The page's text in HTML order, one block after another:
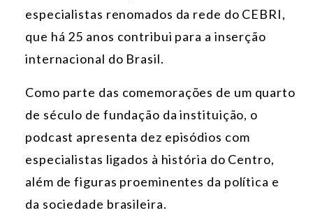
especialistas renomados da rede do CEBRI,
que há 25 anos contribui para a inserção
internacional do Brasil.
Como parte das comemorações de um quarto
de século de fundação da instituição, o
podcast apresenta dez episódios com
especialistas ligados à história do Centro,
além de figuras proeminentes da política e
da sociedade brasileira.